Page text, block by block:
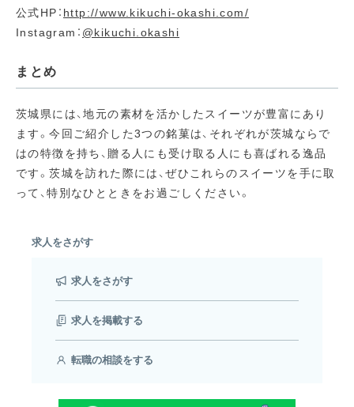
公式HP： http://www.kikuchi-okashi.com/
Instagram： @kikuchi.okashi
まとめ
茨城県には、地元の素材を活かしたスイーツが豊富にあり
ます。今回ご紹介した3つの銘菓は、それぞれが茨城ならで
はの特徴を持ち、贈る人にも受け取る人にも喜ばれる逸品
です。茨城を訪れた際には、ぜひこれらのスイーツを手に取
って、特別なひとときをお過ごしください。
求人をさがす
求人をさがす
求人を掲載する
転職の相談をする